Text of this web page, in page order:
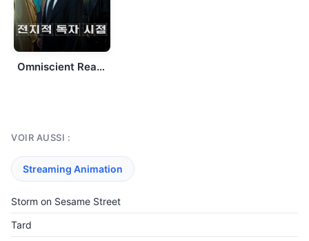
Omniscient Reader: The Prophecy
VOIR AUSSI :
Streaming Animation
Storm on Sesame Street
Tard